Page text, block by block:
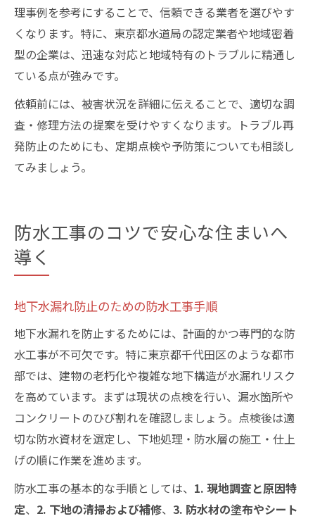
理事例を参考にすることで、信頼できる業者を選びやす
くなります。特に、東京都水道局の認定業者や地域密着
型の企業は、迅速な対応と地域特有のトラブルに精通し
ている点が強みです。
依頼前には、被害状況を詳細に伝えることで、適切な調
査・修理方法の提案を受けやすくなります。トラブル再
発防止のためにも、定期点検や予防策についても相談し
てみましょう。
防水工事のコツで安心な住まいへ
導く
地下水漏れ防止のための防水工事手順
地下水漏れを防止するためには、計画的かつ専門的な防
水工事が不可欠です。特に東京都千代田区のような都市
部では、建物の老朽化や複雑な地下構造が水漏れリスク
を高めています。まずは現状の点検を行い、漏水箇所や
コンクリートのひび割れを確認しましょう。点検後は適
切な防水資材を選定し、下地処理・防水層の施工・仕上
げの順に作業を進めます。
防水工事の基本的な手順としては、 1. 現地調査と原因特
定、 2. 下地の清掃および補修、 3. 防水材の塗布やシート